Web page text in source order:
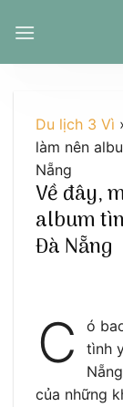
đến
Du lịch 3 Vì
làm nên
Nẵng
Về đây,
album
Đà Nẵng
C
ó
tình
của những